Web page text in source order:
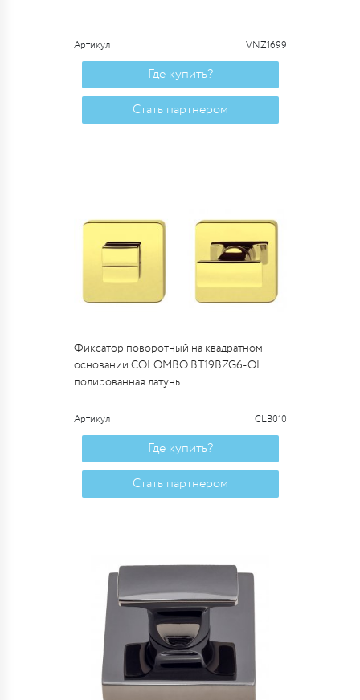
Артикул VNZ1699
Где купить?
Стать партнером
Фиксатор поворотный на квадратном
основании COLOMBO BT19BZG6-OL
полированная латунь
Артикул CLB010
Где купить?
Стать партнером